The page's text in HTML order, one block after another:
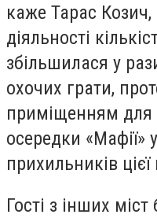
каже Тарас
діяльності
збільшилася у
охочих грати,
приміщенням для
осередки «Мафії»
прихильників
Гості з інших